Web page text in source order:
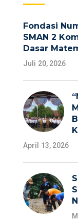
Fondasi
SMAN 2
Dasar
Juli 20, 2026
April 13, 2026